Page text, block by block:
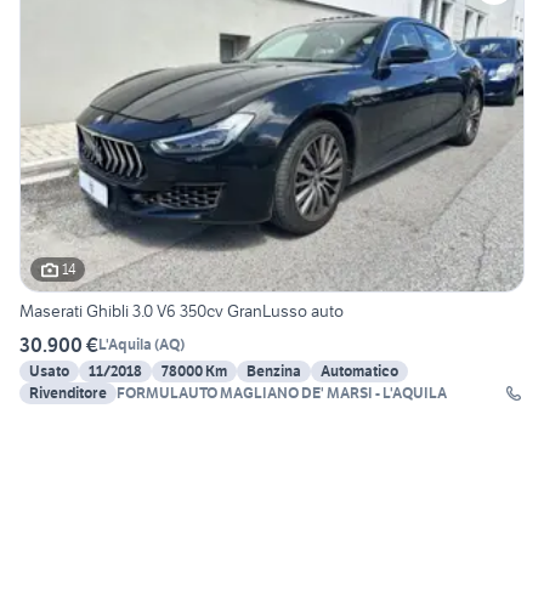
14
Maserati Ghibli 3.0 V6 350cv GranLusso auto
30.900 €L'Aquila (AQ)
Usato
11/2018 78000 Km Benzina
Automatico
Rivenditore FORMULAUTO MAGLIANO DE' MARSI - L'AQUILA